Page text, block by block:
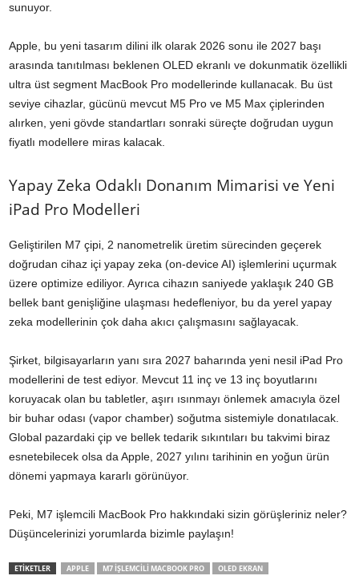
sunuyor.
Apple, bu yeni tasarım dilini ilk olarak 2026 sonu ile 2027 başı
arasında tanıtılması beklenen OLED ekranlı ve dokunmatik özellikli
ultra üst segment MacBook Pro modellerinde kullanacak. Bu üst
seviye cihazlar, gücünü mevcut M5 Pro ve M5 Max çiplerinden
alırken, yeni gövde standartları sonraki süreçte doğrudan uygun
fiyatlı modellere miras kalacak.
Yapay Zeka Odaklı Donanım Mimarisi ve Yeni
iPad Pro Modelleri
Geliştirilen M7 çipi, 2 nanometrelik üretim sürecinden geçerek
doğrudan cihaz içi yapay zeka (on-device AI) işlemlerini uçurmak
üzere optimize ediliyor. Ayrıca cihazın saniyede yaklaşık 240 GB
bellek bant genişliğine ulaşması hedefleniyor, bu da yerel yapay
zeka modellerinin çok daha akıcı çalışmasını sağlayacak.
Şirket, bilgisayarların yanı sıra 2027 baharında yeni nesil iPad Pro
modellerini de test ediyor. Mevcut 11 inç ve 13 inç boyutlarını
koruyacak olan bu tabletler, aşırı ısınmayı önlemek amacıyla özel
bir buhar odası (vapor chamber) soğutma sistemiyle donatılacak.
Global pazardaki çip ve bellek tedarik sıkıntıları bu takvimi biraz
esnetebilecek olsa da Apple, 2027 yılını tarihinin en yoğun ürün
dönemi yapmaya kararlı görünüyor.
Peki, M7 işlemcili MacBook Pro hakkındaki sizin görüşleriniz neler?
Düşüncelerinizi yorumlarda bizimle paylaşın!
ETİKETLER APPLE M7 IŞLEMCILI MACBOOK PRO OLED EKRAN